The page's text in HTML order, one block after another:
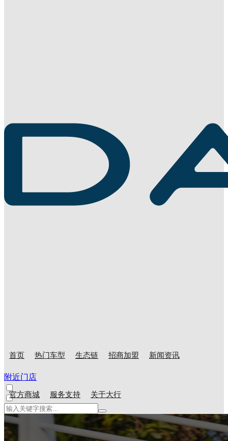
首页 热门车型 生态链 招商加盟 新闻资讯
官方商城 服务支持 关于大行
附近门店